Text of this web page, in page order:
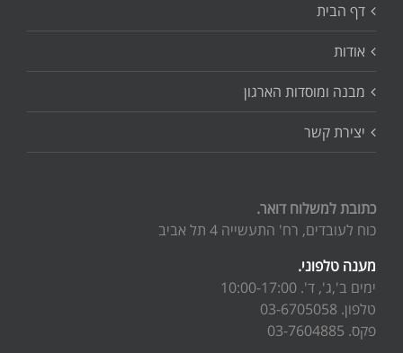
דף הבית
אודות
מבנה ומוסדות הארגון
יצירת קשר
כתובת למשלוח דואר.
כוח לעובדים, רח' התעשייה 4 תל אביב
מענה טלפוני.
ימים ב',ג', ד'. 10:00-17:00
טלפון. 03-6705058
פקס. 03-7604885